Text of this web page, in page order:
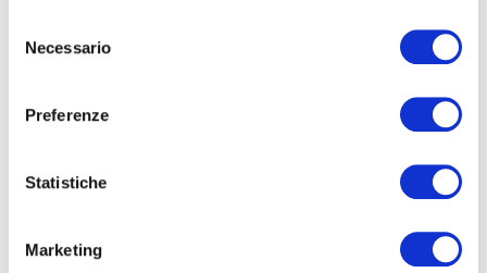
delNecessario
Preferenze
Statistiche
Marketing